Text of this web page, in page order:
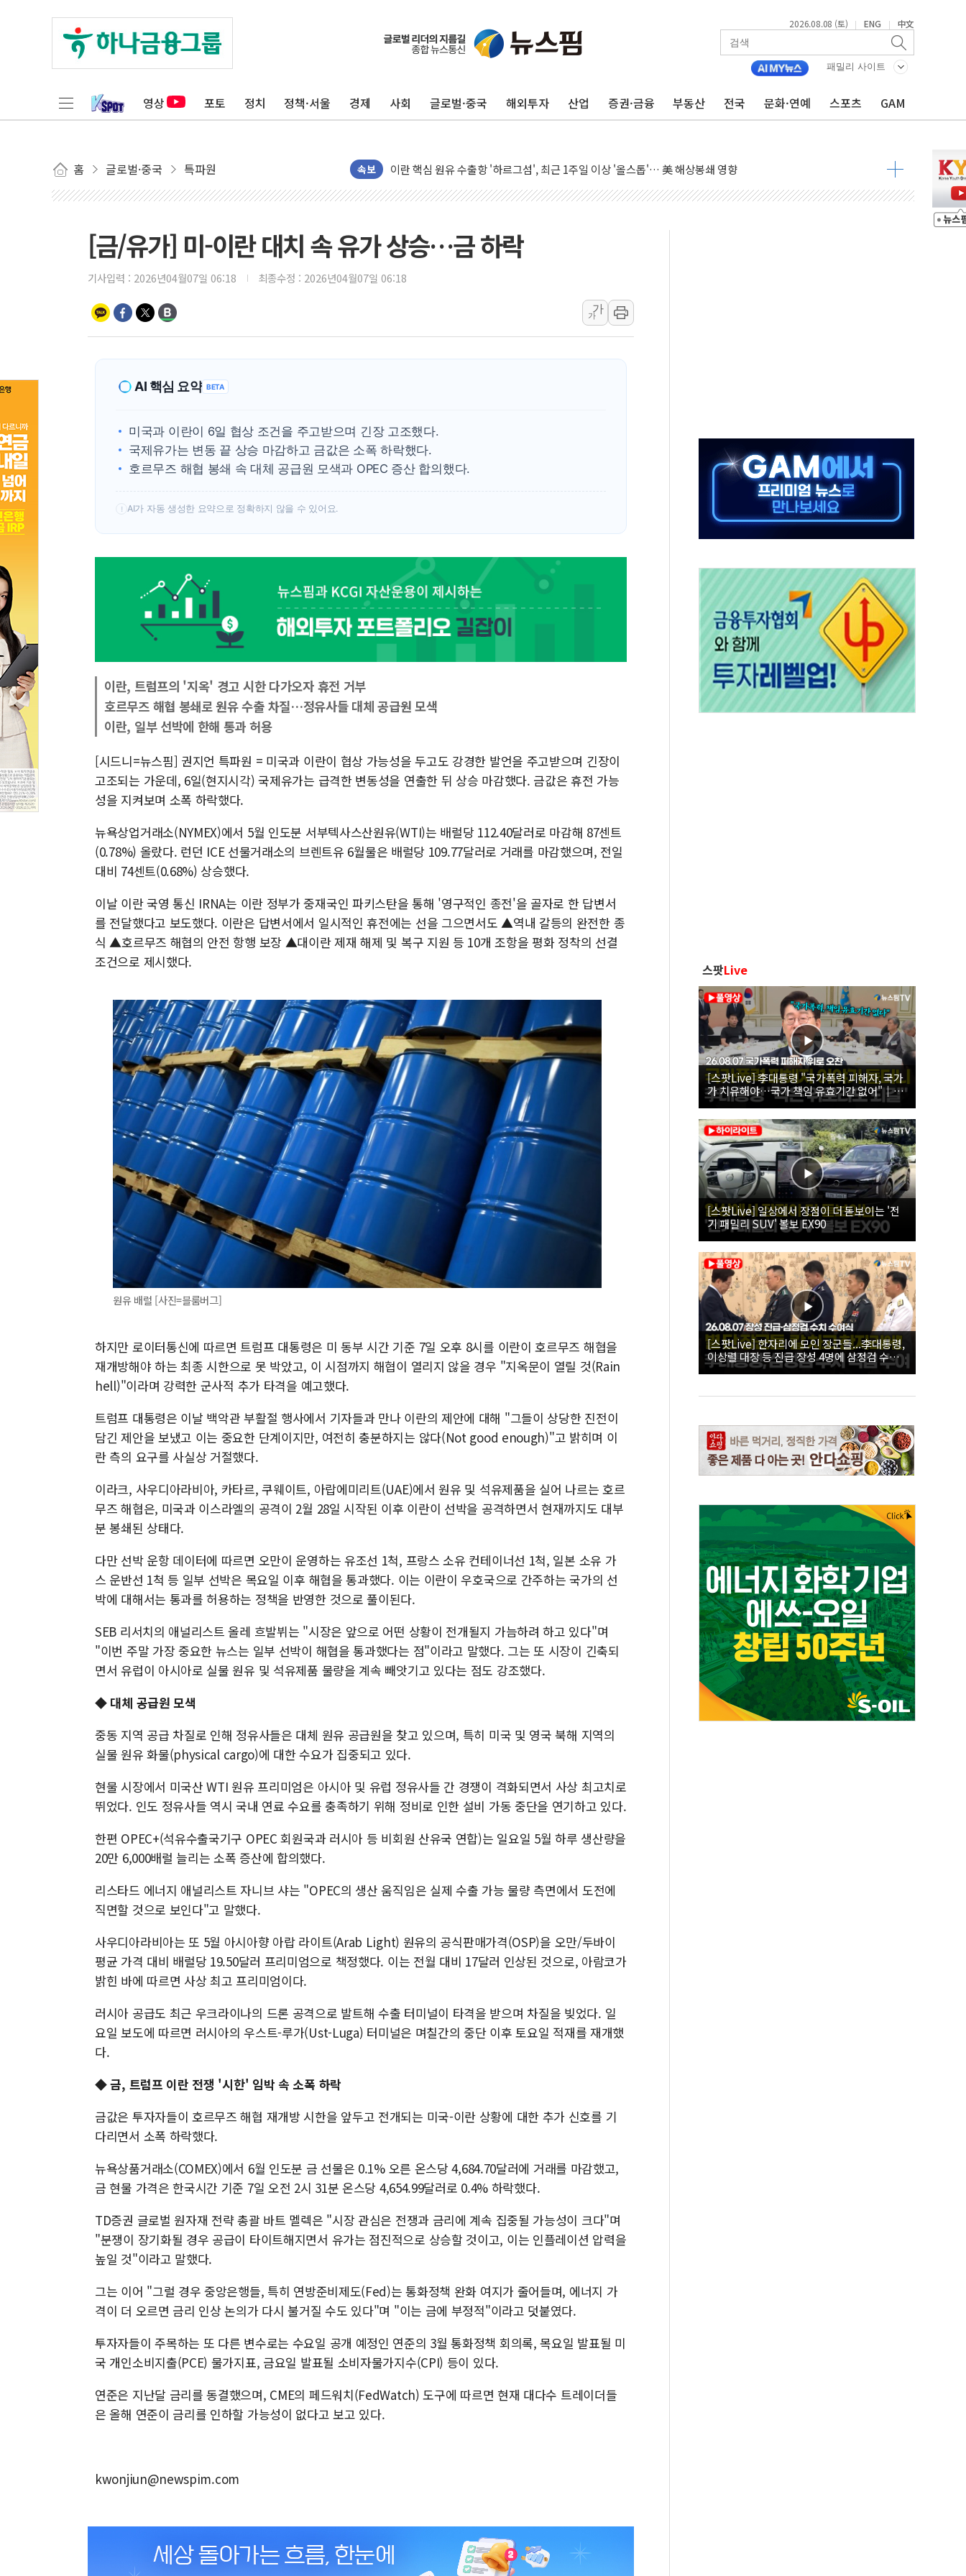
2026.08.08 (토) | ENG | 中文
패밀리 사이트
영상 포토 정치 정책·서울 경제 사회 글로벌·중국 해외투자 산업 증권·금융 부동산 전국 문화·연예 스포츠 GAM
홈 글로벌·중국 특파원 속보
유럽증시, 美 고용 예상 밖 부진에 연준 금리 인상 가능성 낮아지며 상승… STOXX 600 지수는 나흘 연속 최고치
미 연준 매파 기세 꺾이나…고용 감소에 9월 동결 전망 우세
트럼프, 백신·자폐증 행정명령 검토…"이르면 다음 주"
美 항소법원, 백악관 무도회장 공사 중단 명령…트럼프 제동
美 고용 쇼크에 엔화 장중 급등…시장은 "또 개입했나" 촉각
[AI MY 뉴스] 뉴욕 반도체주 프리뷰...美 고용 쇼크에 반도체주 '활짝'
[종합] 美 7월 고용 2만3000명 감소 '쇼크'…9월 금리 인상 기대 후퇴
[사진] 이슬람 수니파 3개국, 공동방위협정 체결
뉴욕증시 개장 전 특징주...아틀라시안·클라우드플레어·태양광주↑ VS 트레이드데스크·웬디스↓
보훈부, 미 DPAA와 MOU… "6·25 미군 실종자 7359명 끝까지 찾겠다"
트럼프 "금리 내려야"…파월 때와 달리 워시엔 톤 낮춰
특정 정치인 측근 포항시 정책특보 내정설...포항시 '시끌'
李 "해남 태양광, 대한민국 다음 100년 밑거름…수도권 집중 완화 전환점"
[사진] 빈살만과 에르도안의 만남
이란와이어 "이란 최고지도자 위독…곧 사망해도 놀랍지 않아"
[금/유가] 미-이란 대치 속 유가 상승…금 하락
기사입력 : 2026년04월07일 06:18 최종수정 : 2026년04월07일 06:18
가
가
AI 핵심 요약 BETA
미국과 이란이 6일 협상 조건을 주고받으며 긴장 고조했다.
국제유가는 변동 끝 상승 마감하고 금값은 소폭 하락했다.
호르무즈 해협 봉쇄 속 대체 공급원 모색과 OPEC 증산 합의했다.
! AI가 자동 생성한 요약으로 정확하지 않을 수 있어요.
이란, 트럼프의 '지옥' 경고 시한 다가오자 휴전 거부
호르무즈 해협 봉쇄로 원유 수출 차질…정유사들 대체 공급원 모색
이란, 일부 선박에 한해 통과 허용
[시드니=뉴스핌] 권지언 특파원 = 미국과 이란이 협상 가능성을 두고도 강경한 발언을 주고받으며 긴장이
고조되는 가운데, 6일(현지시각) 국제유가는 급격한 변동성을 연출한 뒤 상승 마감했다. 금값은 휴전 가능
성을 지켜보며 소폭 하락했다.
뉴욕상업거래소(NYMEX)에서 5월 인도분 서부텍사스산원유(WTI)는 배럴당 112.40달러로 마감해 87센트
(0.78%) 올랐다. 런던 ICE 선물거래소의 브렌트유 6월물은 배럴당 109.77달러로 거래를 마감했으며, 전일
대비 74센트(0.68%) 상승했다.
이날 이란 국영 통신 IRNA는 이란 정부가 중재국인 파키스탄을 통해 '영구적인 종전'을 골자로 한 답변서
를 전달했다고 보도했다. 이란은 답변서에서 일시적인 휴전에는 선을 그으면서도 ▲역내 갈등의 완전한 종
식 ▲호르무즈 해협의 안전 항행 보장 ▲대이란 제재 해제 및 복구 지원 등 10개 조항을 평화 정착의 선결
조건으로 제시했다.
원유 배럴 [사진=블룸버그]
하지만 로이터통신에 따르면 트럼프 대통령은 미 동부 시간 기준 7일 오후 8시를 이란이 호르무즈 해협을
재개방해야 하는 최종 시한으로 못 박았고, 이 시점까지 해협이 열리지 않을 경우 "지옥문이 열릴 것(Rain
hell)"이라며 강력한 군사적 추가 타격을 예고했다.
트럼프 대통령은 이날 백악관 부활절 행사에서 기자들과 만나 이란의 제안에 대해 "그들이 상당한 진전이
담긴 제안을 보냈고 이는 중요한 단계이지만, 여전히 충분하지는 않다(Not good enough)"고 밝히며 이
란 측의 요구를 사실상 거절했다.
이라크, 사우디아라비아, 카타르, 쿠웨이트, 아랍에미리트(UAE)에서 원유 및 석유제품을 실어 나르는 호르
무즈 해협은, 미국과 이스라엘의 공격이 2월 28일 시작된 이후 이란이 선박을 공격하면서 현재까지도 대부
분 봉쇄된 상태다.
다만 선박 운항 데이터에 따르면 오만이 운영하는 유조선 1척, 프랑스 소유 컨테이너선 1척, 일본 소유 가
스 운반선 1척 등 일부 선박은 목요일 이후 해협을 통과했다. 이는 이란이 우호국으로 간주하는 국가의 선
박에 대해서는 통과를 허용하는 정책을 반영한 것으로 풀이된다.
SEB 리서치의 애널리스트 올레 흐발뷔는 "시장은 앞으로 어떤 상황이 전개될지 가늠하려 하고 있다"며
"이번 주말 가장 중요한 뉴스는 일부 선박이 해협을 통과했다는 점"이라고 말했다. 그는 또 시장이 긴축되
면서 유럽이 아시아로 실물 원유 및 석유제품 물량을 계속 빼앗기고 있다는 점도 강조했다.
◆ 대체 공급원 모색
중동 지역 공급 차질로 인해 정유사들은 대체 원유 공급원을 찾고 있으며, 특히 미국 및 영국 북해 지역의
실물 원유 화물(physical cargo)에 대한 수요가 집중되고 있다.
현물 시장에서 미국산 WTI 원유 프리미엄은 아시아 및 유럽 정유사들 간 경쟁이 격화되면서 사상 최고치로
뛰었다. 인도 정유사들 역시 국내 연료 수요를 충족하기 위해 정비로 인한 설비 가동 중단을 연기하고 있다.
한편 OPEC+(석유수출국기구 OPEC 회원국과 러시아 등 비회원 산유국 연합)는 일요일 5월 하루 생산량을
20만 6,000배럴 늘리는 소폭 증산에 합의했다.
리스타드 에너지 애널리스트 자니브 샤는 "OPEC의 생산 움직임은 실제 수출 가능 물량 측면에서 도전에
직면할 것으로 보인다"고 말했다.
사우디아라비아는 또 5월 아시아향 아랍 라이트(Arab Light) 원유의 공식판매가격(OSP)을 오만/두바이
평균 가격 대비 배럴당 19.50달러 프리미엄으로 책정했다. 이는 전월 대비 17달러 인상된 것으로, 아람코가
밝힌 바에 따르면 사상 최고 프리미엄이다.
러시아 공급도 최근 우크라이나의 드론 공격으로 발트해 수출 터미널이 타격을 받으며 차질을 빚었다. 일
요일 보도에 따르면 러시아의 우스트-루가(Ust-Luga) 터미널은 며칠간의 중단 이후 토요일 적재를 재개했
다.
◆ 금, 트럼프 이란 전쟁 '시한' 임박 속 소폭 하락
금값은 투자자들이 호르무즈 해협 재개방 시한을 앞두고 전개되는 미국-이란 상황에 대한 추가 신호를 기
다리면서 소폭 하락했다.
뉴욕상품거래소(COMEX)에서 6월 인도분 금 선물은 0.1% 오른 온스당 4,684.70달러에 거래를 마감했고,
금 현물 가격은 한국시간 기준 7일 오전 2시 31분 온스당 4,654.99달러로 0.4% 하락했다.
TD증권 글로벌 원자재 전략 총괄 바트 멜렉은 "시장 관심은 전쟁과 금리에 계속 집중될 가능성이 크다"며
"분쟁이 장기화될 경우 공급이 타이트해지면서 유가는 점진적으로 상승할 것이고, 이는 인플레이션 압력을
높일 것"이라고 말했다.
그는 이어 "그럴 경우 중앙은행들, 특히 연방준비제도(Fed)는 통화정책 완화 여지가 줄어들며, 에너지 가
격이 더 오르면 금리 인상 논의가 다시 불거질 수도 있다"며 "이는 금에 부정적"이라고 덧붙였다.
투자자들이 주목하는 또 다른 변수로는 수요일 공개 예정인 연준의 3월 통화정책 회의록, 목요일 발표될 미
국 개인소비지출(PCE) 물가지표, 금요일 발표될 소비자물가지수(CPI) 등이 있다.
연준은 지난달 금리를 동결했으며, CME의 페드워치(FedWatch) 도구에 따르면 현재 대다수 트레이더들
은 올해 연준이 금리를 인하할 가능성이 없다고 보고 있다.
kwonjiun@newspim.com
스팟Live
[스팟Live] 李대통령 "국가폭력 피해자, 국가
가 치유해야…국가 책임 유효기간 없어"｜
26.08.07 국가폭력 피해자 위로 오찬
[스팟Live] 일상에서 장점이 더 돋보이는 '전
기 패밀리 SUV' 볼보 EX90
[스팟Live] 한자리에 모인 장군들...李대통령,
이상렬 대장 등 진급 장성 4명에 삼정검 수치
직접 수여｜26.08.07 장성 진급·삼정검 수치